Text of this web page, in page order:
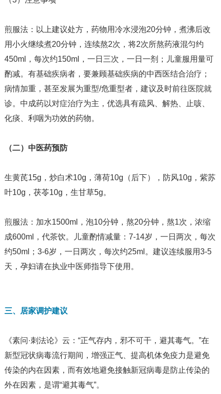
煎服法：以上建议处方，药物用冷水浸泡20分钟，煮沸后改
用小火继续煮20分钟，连续熬2次，将2次所熬药液混匀约
450ml，每次约150ml，一日三次，一日一剂；儿童服用量可
酌减。有基础疾病者，要兼顾基础疾病的中西医结合治疗；
病情加重，甚至发展为重型/危重型者，建议及时前往医院就
诊。中成药以对症治疗为主，优选具有疏风、解热、止咳、
化痰、利咽为功效的药物。
（二）中医药预防
生黄芪15g，炒白术10g，薄荷10g（后下），防风10g，紫苏
叶10g，茯苓10g，生甘草5g。
煎服法：加水1500ml，泡10分钟，熬20分钟，熬1次，浓缩
成600ml，代茶饮。儿童酌情减量：7-14岁，一日两次，每次
约50ml；3-6岁，一日两次，每次约25ml。建议连续服用3-5
天，孕妇请在执业中医师指导下使用。
三、居家调护建议
《素问·刺法论》云：“正气存内，邪不可干，避其毒气。”在
新型冠状病毒流行期间，增强正气、提高机体免疫力是避免
传染的内在因素，而有效地避免接触新冠病毒是防止传染的
外在因素，是谓“避其毒气”。